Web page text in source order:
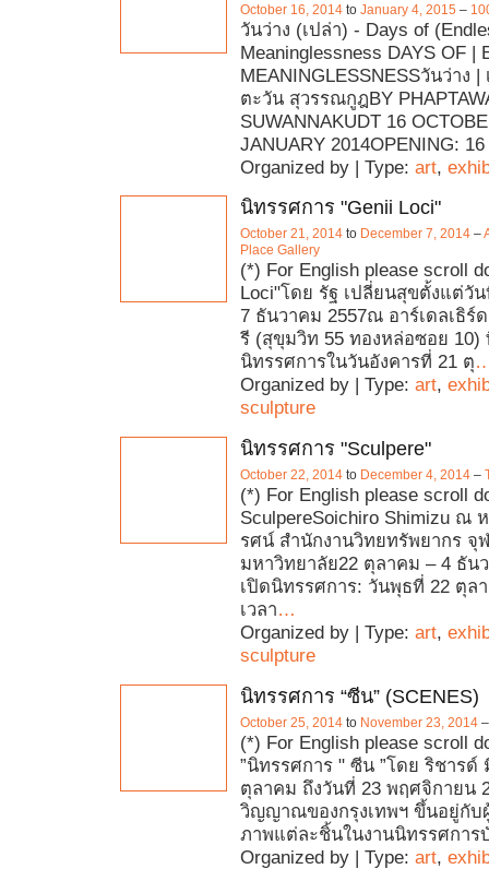
October 16, 2014 to January 4, 2015 –
วันว่าง (เปล่า) - Days of
Meaninglessness DAYS OF |
MEANINGLESSNESSวันว่าง
ตะวัน สุวรรณกูฎBY
SUWANNAKUDT 16
JANUARY 2014OPENING:
Organized by | Type: art,
นิทรรศการ "Genii Loci"
October 21, 2014 to December 7, 2014 –
Place Gallery
(*) For English please scroll
Loci"โดย รัฐ เปลี่ยนสุขตั้งแต่วั
7 ธันวาคม 2557ณ อาร์เดลเธิร์
รี (สุขุมวิท 55 ทองหล่อซอย 10)
นิทรรศการในวันอังคารที่ 21 ตุ
Organized by | Type: art,
sculpture
นิทรรศการ "Sculpere"
October 22, 2014 to December 4, 2014 –
(*) For English please scroll
SculpereSoichiro Shimizu ณ
รศน์ สำนักงานวิทยทรัพยากร จุ
มหาวิทยาลัย22 ตุลาคม – 4 ธัน
เปิดนิทรรศการ: วันพุธที่ 22 ตุล
เวลา…
Organized by | Type: art,
sculpture
นิทรรศการ “ซีน” (SCENES)
October 25, 2014 to November 23, 2014
(*) For English please scroll
”นิทรรศการ " ซีน ”โดย ริชารด์
ตุลาคม ถึงวันที่ 23 พฤศจิกายน
วิญญาณของกรุงเทพฯ ขึ้นอยู่กับ
ภาพแต่ละชิ้นในงานนิทรรศการ
Organized by | Type: art,